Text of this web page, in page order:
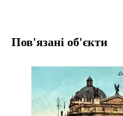
Пов'язані об'єкти